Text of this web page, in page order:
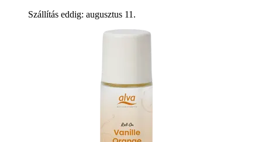
Szállítás eddig: augusztus 11.